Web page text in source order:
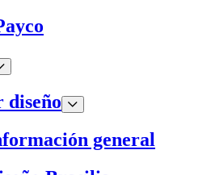
diseño
general